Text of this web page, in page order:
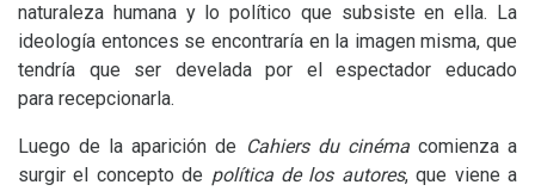
naturaleza humana y lo político que subsiste en ella. La
ideología entonces se encontraría en la imagen misma, que
tendría que ser develada por el espectador educado
para recepcionarla.
Luego de la aparición de Cahiers du cinémacomienza a
surgir el concepto de política de los autores, que viene a